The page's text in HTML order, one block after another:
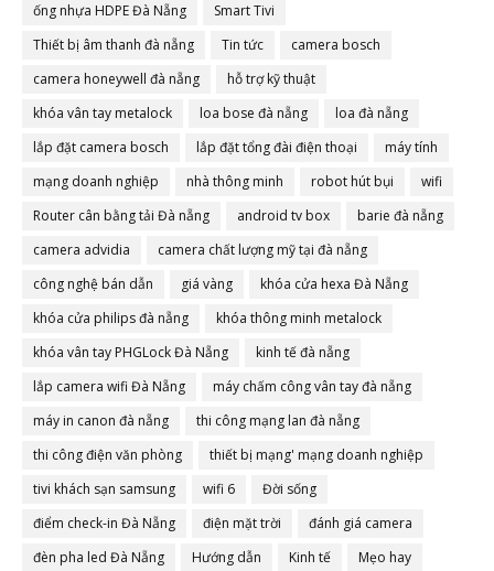
ống nhựa HDPE Đà Nẵng
Smart Tivi
Thiết bị âm thanh đà nẵng
Tin tức
camera bosch
camera honeywell đà nẵng
hỗ trợ kỹ thuật
khóa vân tay metalock
loa bose đà nẵng
loa đà nẵng
lắp đặt camera bosch
lắp đặt tổng đài điện thoại
máy tính
mạng doanh nghiệp
nhà thông minh robot hút bụi
wifi
Router cân bằng tải Đà nẵng
android tv box
barie đà nẵng
camera advidia
camera chất lượng mỹ tại đà nẵng
công nghệ bán dẫn
giá vàng
khóa cửa hexa Đà Nẵng
khóa cửa philips đà nẵng
khóa thông minh metalock
khóa vân tay PHGLock Đà Nẵng
kinh tế đà nẵng
lắp camera wifi Đà Nẵng
máy chấm công vân tay đà nẵng
máy in canon đà nẵng
thi công mạng lan đà nẵng
thi công điện văn phòng
thiết bị mạng' mạng doanh nghiệp
tivi khách sạn samsung
wifi 6
Đời sống
điểm check-in Đà Nẵng
điện mặt trời
đánh giá camera
đèn pha led Đà Nẵng
Hướng dẫn Kinh tế Mẹo hay